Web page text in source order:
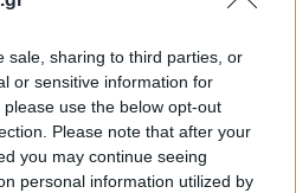
sale, sharing to third parties, or
or sensitive information for
use the below opt-out
Please note that after your
you may continue seeing
personal information utilized by